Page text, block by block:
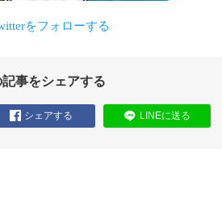
記事をシェアする
シェアする LINEに送る